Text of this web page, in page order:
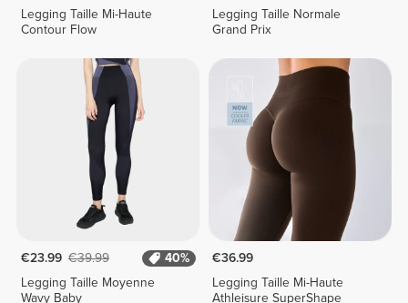
Legging Taille Mi-Haute
Contour Flow
Legging Taille Normale
Grand Prix
€23.99 €39.99
40%
Legging Taille Moyenne
Wavy Baby
€36.99
Legging Taille Mi-Haute
Athleisure SuperShape